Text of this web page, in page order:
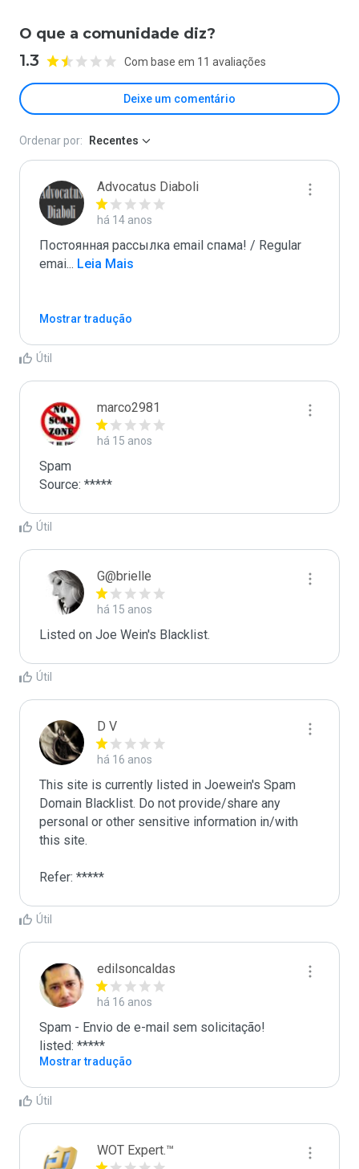
O que a comunidade diz?
1.3 Com base em 11 avaliações
Deixe um comentário
Ordenar por: Recentes
Advocatus Diaboli
há 14 anos
Постоянная рассылка email спама! / Regular
emai... Leia Mais
Mostrar tradução
Útil
marco2981
há 15 anos
Spam
Source: *****
Útil
G@brielle
há 15 anos
Listed on Joe Wein's Blacklist.
Útil
D V
há 16 anos
This site is currently listed in Joewein's Spam
Domain Blacklist. Do not provide/share any
personal or other sensitive information in/with
this site.
Refer: *****
Útil
edilsoncaldas
há 16 anos
Spam - Envio de e-mail sem solicitação!
listed: *****
Mostrar tradução
Útil
WOT Expert.™